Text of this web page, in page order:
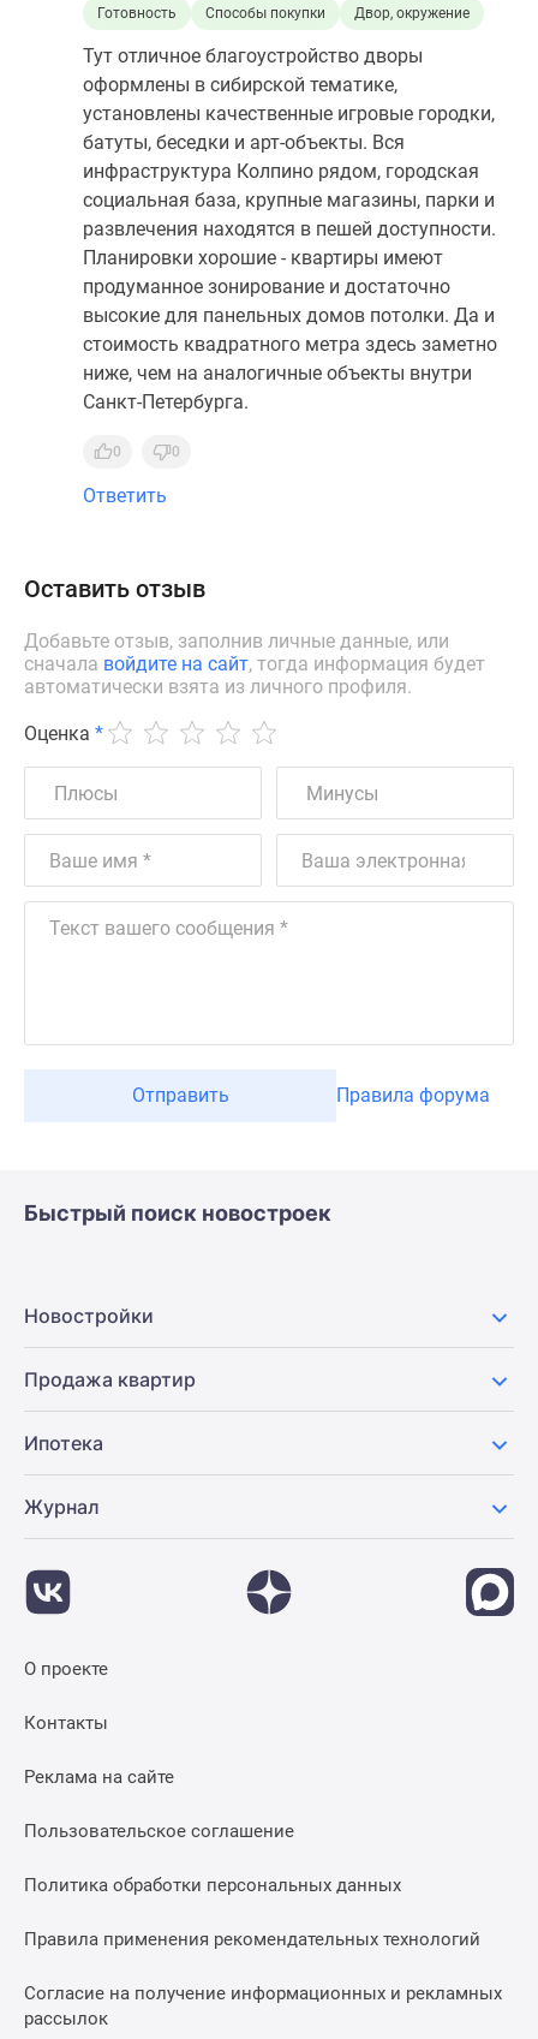
Готовность
Способы покупки Двор, окружение
Тут отличное благоустройство дворы
оформлены в сибирской тематике,
установлены качественные игровые городки,
батуты, беседки и арт-объекты. Вся
инфраструктура Колпино рядом, городская
социальная база, крупные магазины, парки и
развлечения находятся в пешей доступности.
Планировки хорошие - квартиры имеют
продуманное зонирование и достаточно
высокие для панельных домов потолки. Да и
стоимость квадратного метра здесь заметно
ниже, чем на аналогичные объекты внутри
Санкт-Петербурга.
0 0
Ответить
Оставить отзыв
Добавьте отзыв, заполнив личные данные, или
сначала войдите на сайт, тогда информация будет
автоматически взята из личного профиля.
Оценка *
Отправить Правила форума
Быстрый поиск новостроек
Новостройки
Продажа квартир
Ипотека
Журнал
О проекте
Контакты
Реклама на сайте
Пользовательское соглашение
Политика обработки персональных данных
Правила применения рекомендательных технологий
Согласие на получение информационных и рекламных
рассылок